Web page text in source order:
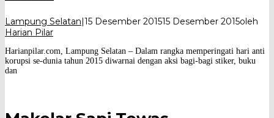
Lampung Selatan|15 Desember 201515 Desember 2015oleh
Harian Pilar
Harianpilar.com, Lampung Selatan – Dalam rangka memperingati hari anti
korupsi se-dunia tahun 2015 diwarnai dengan aksi bagi-bagi stiker, buku
dan